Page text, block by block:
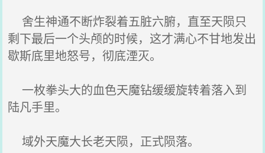
舍生神通不断炸裂着五脏六腑，直至天陨只
剩下最后一个头颅的时候，这才满心不甘地发出
歇斯底里地怒号，彻底湮灭。
一枚拳头大的血色天魔钻缓缓旋转着落入到
陆凡手里。
域外天魔大长老天陨，正式陨落。